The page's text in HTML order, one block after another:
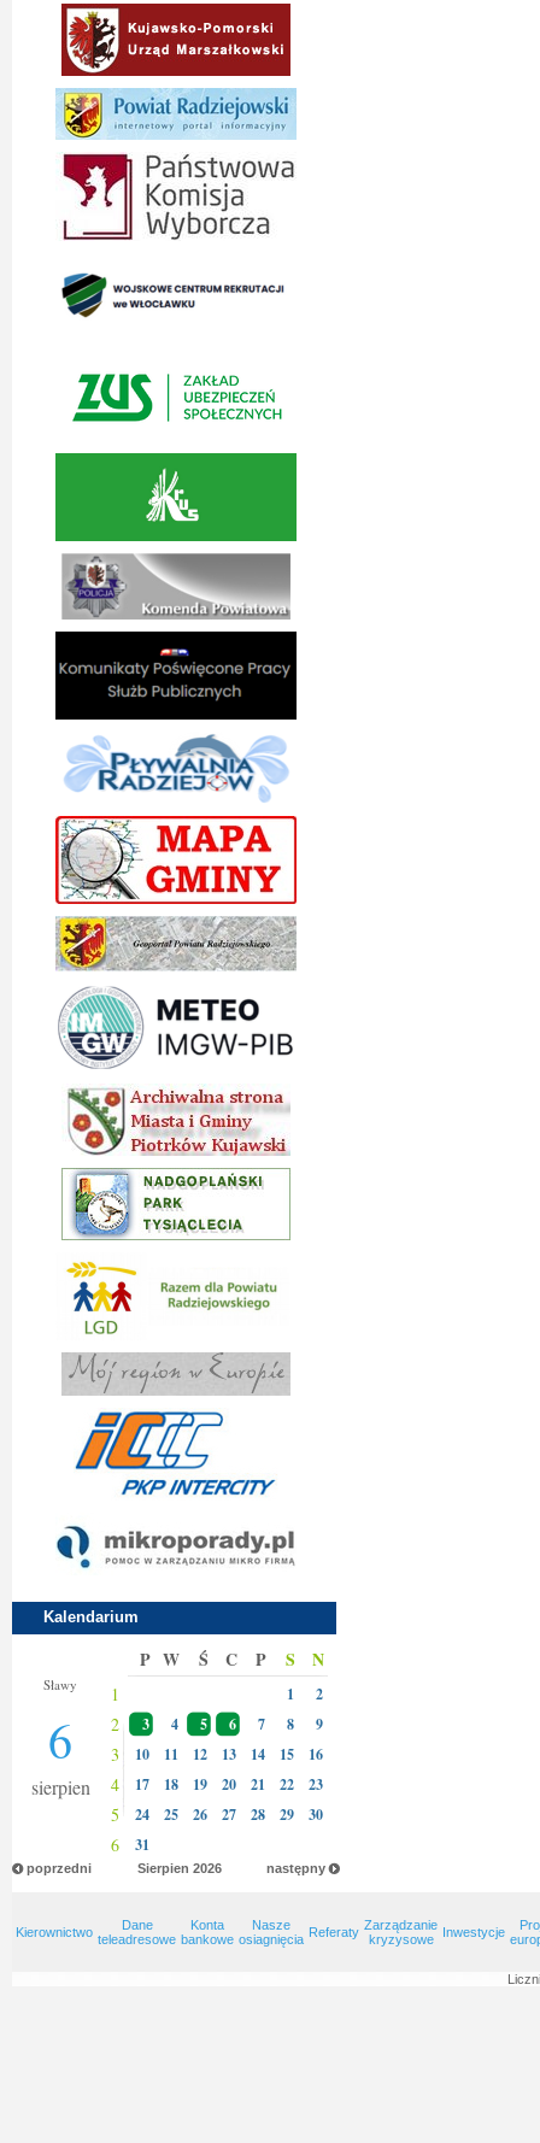
Kalendarium
Sławy
6
sierpien
P W Ś C P S N
1 1 2
2 3 4 5 6 7 8 9
3 10 11 12 13 14 15 16
4 17 18 19 20 21 22 23
5 24 25 26 27 28 29 30
6 31
poprzedni następny
Sierpien 2026
Kierownictwo
Dane
teleadresowe
Konta
bankowe
Nasze
osiagnięcia Referaty Zarządzanie
kryzysowe
Inwestycje